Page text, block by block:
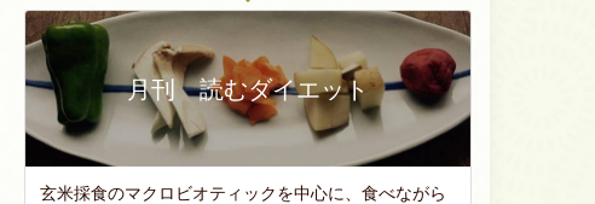
月刊 読むダイエット
玄米採食のマクロビオティックを中心に、食べながら